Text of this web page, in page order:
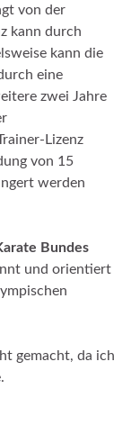
von der
kann durch
kann die
eine
zwei Jahre
Lizenz
von 15
werden
Bundes
und orientiert
gemacht, da ich